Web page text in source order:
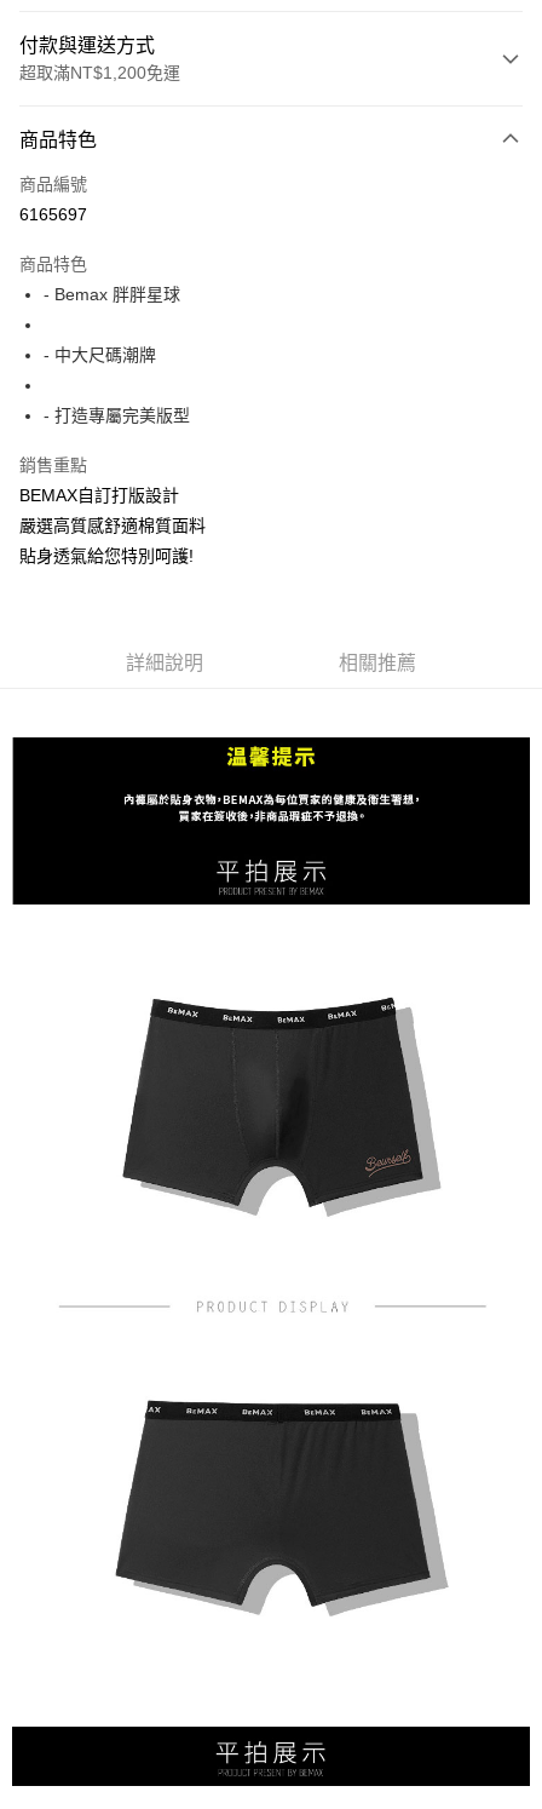
付款與運送方式
超取滿NT$1,200免運
信用卡一次付款
超商取貨付款
Apple Pay
街口支付
AFTEE先享後付
相關說明
AFTEE先享後付是「在收到商品之後才付款」的支付方式。 讓您購物簡單
便利好安心！
１．簡單：不需註冊會員、不需綁卡、不需儲值。
２．便利：只要手機號碼，簡訊認證，即可結帳。
１．於結帳方式選擇「AFTEE先享後付」後，將跳轉至「AFTEE先享後付」
結帳頁面，進行簡訊認證並確認金額後，即可完成結帳。
ATM／網路銀行／等多元方式進行付款，方視為交易完成。
※ 請注意：結帳手續完成當下不需立刻繳費，但若您需要取消訂單，請聯絡
後付繳納相關費用。
https://netprotections.freshdesk.com/support/home
２．關於個人資料處理事宜，請瀏覽以下網址：
https://aftee.tw/terms/#terms3
３．未成年的使用者請事先徵得法定代理人或監護人之同意方可使用
「AFTEE先享後付」，若未經同意申辦者引起之損失，本公司不負相關責
４．使用「AFTEE先享後付」時，將依據個別帳號之用戶狀況，依本公司即
時審查核予不同之上限額度；若仍有額度不足之情形，本公司將視審查結果
請求用戶進行身份認證。
５．嚴禁一人註冊多個帳號或使用他人資訊註冊。若發現惡意使用之情形，
恩沛科技股份有限公司將有權停止該用戶之使用額度並採取法律行動。
ATM付款
運送方式
商品特色
商品編號
6165697
商品特色
- Bemax 胖胖星球
- 中大尺碼潮牌
- 打造專屬完美版型
銷售重點
BEMAX自訂打版設計
嚴選高質感舒適棉質面料
貼身透氣給您特別呵護!
詳細說明 相關推薦